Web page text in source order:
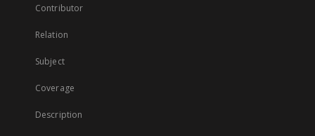
Contributor
Relation
Subject
Coverage
Description